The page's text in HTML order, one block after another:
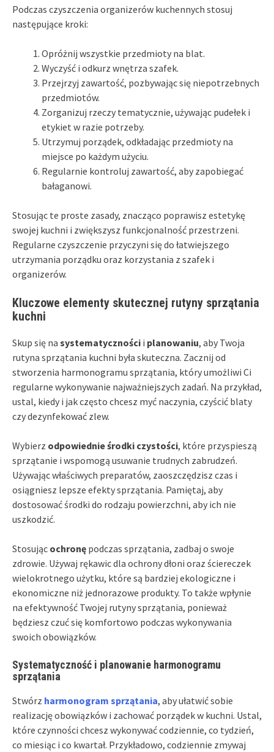
Podczas czyszczenia organizerów kuchennych stosuj
następujące kroki:
Opróżnij wszystkie przedmioty na blat.
Wyczyść i odkurz wnętrza szafek.
Przejrzyj zawartość, pozbywając się niepotrzebnych
przedmiotów.
Zorganizuj rzeczy tematycznie, używając pudełek i
etykiet w razie potrzeby.
Utrzymuj porządek, odkładając przedmioty na
miejsce po każdym użyciu.
Regularnie kontroluj zawartość, aby zapobiegać
bałaganowi.
Stosując te proste zasady, znacząco poprawisz estetykę
swojej kuchni i zwiększysz funkcjonalność przestrzeni.
Regularne czyszczenie przyczyni się do łatwiejszego
utrzymania porządku oraz korzystania z szafek i
organizerów.
Kluczowe elementy skutecznej rutyny sprzątania
kuchni
Skup się na systematyczności i planowaniu, aby Twoja
rutyna sprzątania kuchni była skuteczna. Zacznij od
stworzenia harmonogramu sprzątania, który umożliwi Ci
regularne wykonywanie najważniejszych zadań. Na przykład,
ustal, kiedy i jak często chcesz myć naczynia, czyścić blaty
czy dezynfekować zlew.
Wybierz odpowiednie środki czystości, które przyspieszą
sprzątanie i wspomogą usuwanie trudnych zabrudzeń.
Używając właściwych preparatów, zaoszczędzisz czas i
osiągniesz lepsze efekty sprzątania. Pamiętaj, aby
dostosować środki do rodzaju powierzchni, aby ich nie
uszkodzić.
Stosując ochronę podczas sprzątania, zadbaj o swoje
zdrowie. Używaj rękawic dla ochrony dłoni oraz ściereczek
wielokrotnego użytku, które są bardziej ekologiczne i
ekonomiczne niż jednorazowe produkty. To także wpłynie
na efektywność Twojej rutyny sprzątania, ponieważ
będziesz czuć się komfortowo podczas wykonywania
swoich obowiązków.
Systematyczność i planowanie harmonogramu
sprzątania
Stwórz harmonogram sprzątania, aby ułatwić sobie
realizację obowiązków i zachować porządek w kuchni. Ustal,
które czynności chcesz wykonywać codziennie, co tydzień,
co miesiąc i co kwartał. Przykładowo, codziennie zmywaj